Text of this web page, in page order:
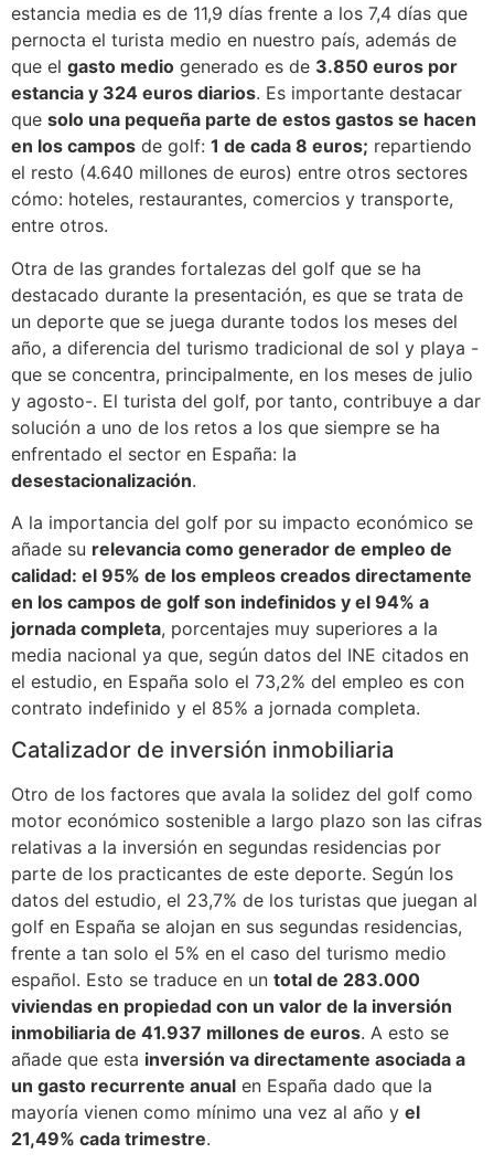
estancia media es de 11,9 días frente a los 7,4 días que
pernocta el turista medio en nuestro país, además de
que el gasto medio generado es de 3.850 euros por
estancia y 324 euros diarios. Es importante destacar
que solo una pequeña parte de estos gastos se hacen
en los campos de golf: 1 de cada 8 euros; repartiendo
el resto (4.640 millones de euros) entre otros sectores
cómo: hoteles, restaurantes, comercios y transporte,
entre otros.
Otra de las grandes fortalezas del golf que se ha
destacado durante la presentación, es que se trata de
un deporte que se juega durante todos los meses del
año, a diferencia del turismo tradicional de sol y playa -
que se concentra, principalmente, en los meses de julio
y agosto-. El turista del golf, por tanto, contribuye a dar
solución a uno de los retos a los que siempre se ha
enfrentado el sector en España: la
desestacionalización.
A la importancia del golf por su impacto económico se
añade su relevancia como generador de empleo de
calidad: el 95% de los empleos creados directamente
en los campos de golf son indefinidos y el 94% a
jornada completa, porcentajes muy superiores a la
media nacional ya que, según datos del INE citados en
el estudio, en España solo el 73,2% del empleo es con
contrato indefinido y el 85% a jornada completa.
Catalizador de inversión inmobiliaria
Otro de los factores que avala la solidez del golf como
motor económico sostenible a largo plazo son las cifras
relativas a la inversión en segundas residencias por
parte de los practicantes de este deporte. Según los
datos del estudio, el 23,7% de los turistas que juegan al
golf en España se alojan en sus segundas residencias,
frente a tan solo el 5% en el caso del turismo medio
español. Esto se traduce en un total de 283.000
viviendas en propiedad con un valor de la inversión
inmobiliaria de 41.937 millones de euros. A esto se
añade que esta inversión va directamente asociada a
un gasto recurrente anual en España dado que la
mayoría vienen como mínimo una vez al año y el
21,49% cada trimestre.